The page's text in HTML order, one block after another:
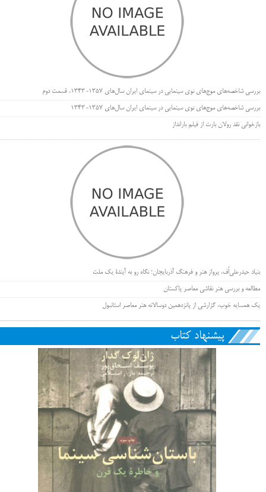
بررسی شاخصه‌های موج‌های نوی سینمایی در سینمای ایران سال‌های 1357-1343، قسمت دوم
بررسی شاخصه‌های موج‌های نوی سینمایی در سینمای ایران سال‌های 1357-1343
بازخوانی نقد رولان بارت از فیلم بارانداز
بنیاد حیدرعلی‌اُف، پرواز هنر و فرهنگ آذربایجان؛ نگاه رو به آیندۀ یک ملت
مطالعه و بررسی هنر نقاشی معاصر پاکستان
یک همسایه خوب، گزارشی از پانزدهمین دوسالانه هنر معاصر استانبول
پیشنهاد کتاب